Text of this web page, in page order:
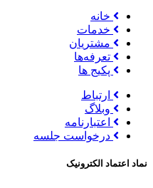
خانه
خدمات
مشتریان
تعرفه‌ها
پکیج ها
ارتباط
وبلاگ
اعتبارنامه
درخواست جلسه
نماد اعتماد الکترونیک